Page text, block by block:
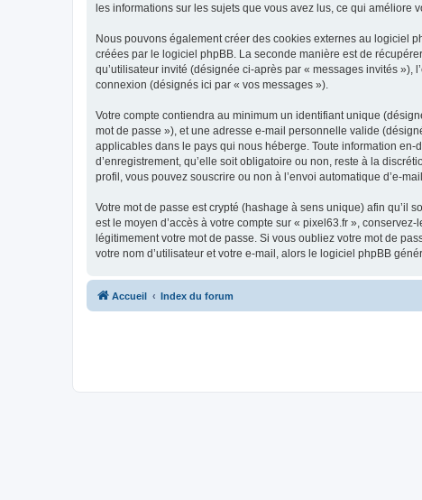
les informations sur les sujets que vous avez lus, ce qui améliore
Nous pouvons également créer des cookies externes au logiciel
créées par le logiciel phpBB. La seconde manière est de
qu’utilisateur invité (désignée ci-après par « messages invités »),
connexion (désignés ici par « vos messages »).
Votre compte contiendra au minimum un identifiant unique
mot de passe »), et une adresse e-mail personnelle valide
applicables dans le pays qui nous héberge. Toute information
d’enregistrement, qu’elle soit obligatoire ou non, reste à la
profil, vous pouvez souscrire ou non à l’envoi automatique d’e-
Votre mot de passe est crypté (hashage à sens unique) afin qu’il
est le moyen d’accès à votre compte sur « pixel63.fr »,
légitimement votre mot de passe. Si vous oubliez votre mot de
votre nom d’utilisateur et votre e-mail, alors le logiciel phpBB
Accueil Index du forum